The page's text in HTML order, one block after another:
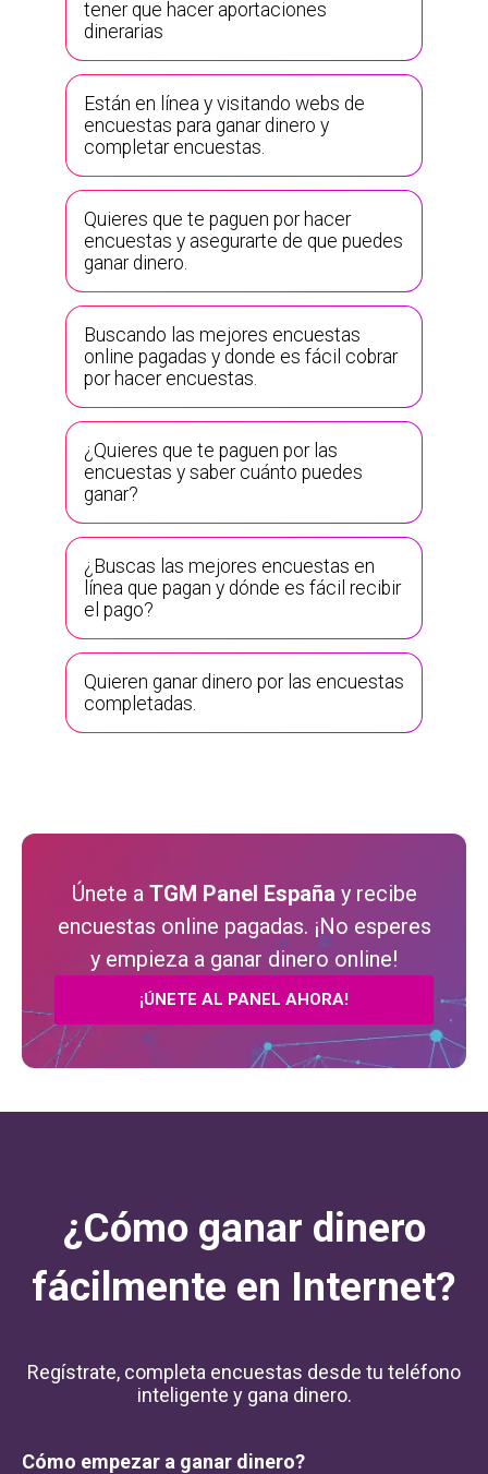
tener que hacer aportaciones
dinerarias
Están en línea y visitando webs de
encuestas para ganar dinero y
completar encuestas.
Quieres que te paguen por hacer
encuestas y asegurarte de que puedes
ganar dinero.
Buscando las mejores encuestas
online pagadas y donde es fácil cobrar
por hacer encuestas.
¿Quieres que te paguen por las
encuestas y saber cuánto puedes
ganar?
¿Buscas las mejores encuestas en
línea que pagan y dónde es fácil recibir
el pago?
Quieren ganar dinero por las encuestas
completadas.
Únete a TGM Panel España y recibe
encuestas online pagadas. ¡No esperes
y empieza a ganar dinero online!
¡ÚNETE AL PANEL AHORA!
¿Cómo ganar dinero
fácilmente en Internet?
Regístrate, completa encuestas desde tu teléfono
inteligente y gana dinero.
Cómo empezar a ganar dinero?